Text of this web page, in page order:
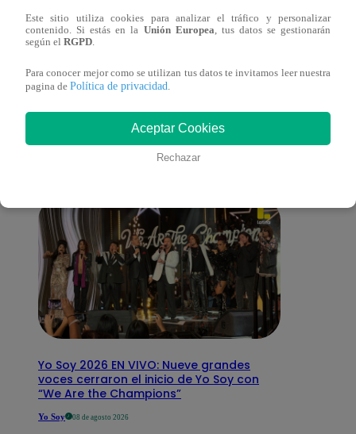
También te puede
interesar
Yo Soy 2026 EN VIVO: Nueve grandes
voces cerraron el inicio de Yo Soy con
“We Are the Champions”
Yo Soy 08 de agosto 2026
Este sitio utiliza cookies para analizar el tráfico y personalizar
contenido. Si estás en la Unión Europea , tus datos se gestionarán
según el RGPD
Para conocer mejor como se utilizan tus datos te invitamos leer nuestra
pagina de Política de privacidad
Aceptar Cookies
Rechazar